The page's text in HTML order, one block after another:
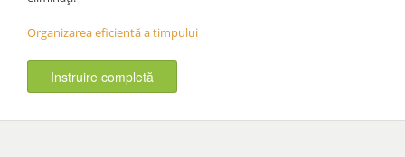
Organizarea eficientă a timpului
Instruire completă